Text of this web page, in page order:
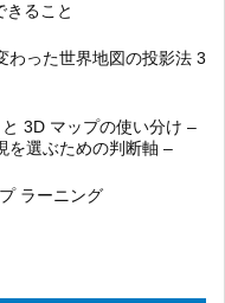
きること
わった世界地図の投影法 3
と 3D マップの使い分け –
を選ぶための判断軸 –
ラーニング